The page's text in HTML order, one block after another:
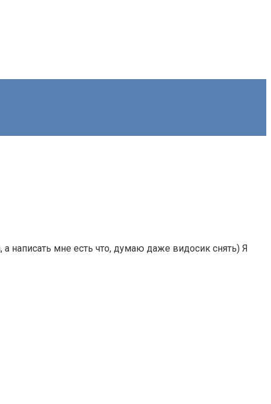
написать мне есть что, думаю даже видосик снять) Я